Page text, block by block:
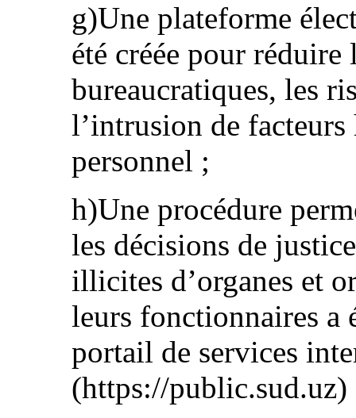
g)Une plateforme
été créée pour réduire
bureaucratiques, les
l’intrusion de
personnel ;
h)Une procédure
les décisions de
illicites d’organes et
leurs fonctionnaires a
portail de services
(https://public.sud.uz)